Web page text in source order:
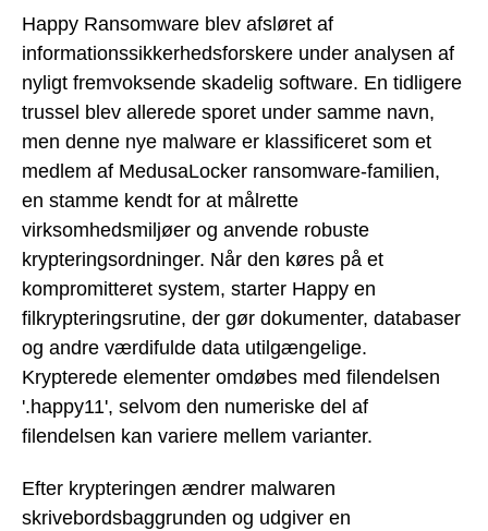
Happy Ransomware blev afsløret af
informationssikkerhedsforskere under analysen af
nyligt fremvoksende skadelig software. En tidligere
trussel blev allerede sporet under samme navn,
men denne nye malware er klassificeret som et
medlem af MedusaLocker ransomware-familien,
en stamme kendt for at målrette
virksomhedsmiljøer og anvende robuste
krypteringsordninger. Når den køres på et
kompromitteret system, starter Happy en
filkrypteringsrutine, der gør dokumenter, databaser
og andre værdifulde data utilgængelige.
Krypterede elementer omdøbes med filendelsen
'.happy11', selvom den numeriske del af
filendelsen kan variere mellem varianter.
Efter krypteringen ændrer malwaren
skrivebordsbaggrunden og udgiver en